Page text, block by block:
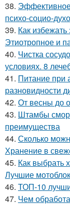
38.
психо-социо-
39. Как
Этиотропное и
40. Чистка
условиях. 8
41. Питание при
разновидности
42. От весны до
43. Штамбы
преимущества
44. Сколько
Хранение в
45. Как выбрать
Лучшие
46. ТОП-10
47. Чем